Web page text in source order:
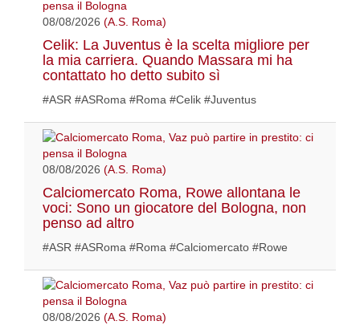
08/08/2026 (A.S. Roma)
Celik: La Juventus è la scelta migliore per
la mia carriera. Quando Massara mi ha
contattato ho detto subito sì
#ASR #ASRoma #Roma #Celik #Juventus
08/08/2026 (A.S. Roma)
Calciomercato Roma, Rowe allontana le
voci: Sono un giocatore del Bologna, non
penso ad altro
#ASR #ASRoma #Roma #Calciomercato #Rowe
08/08/2026 (A.S. Roma)